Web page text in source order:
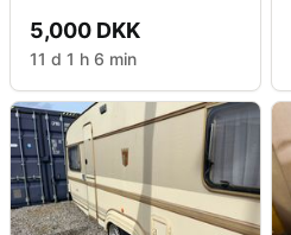
5,000 DKK
11 d 1 h 6 min